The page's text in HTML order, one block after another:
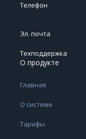
Телефон
Эл. почта
Техподдержка
О продукте
Главная
О системе
Тарифы